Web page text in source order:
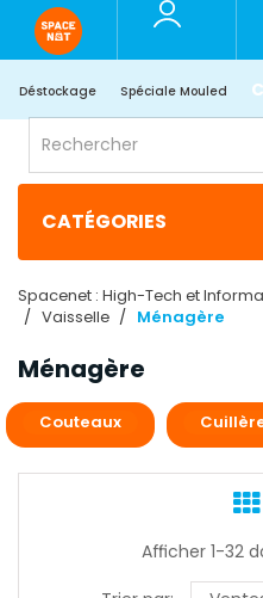
Déstockage Spéciale Mouled
CATÉGORIES
Spacenet : High-Tech et
Vaisselle
Ménagère
Ménagère
Couteaux
Afficher 1-32